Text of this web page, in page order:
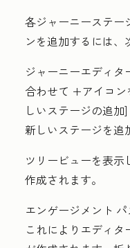
各ジャーニーステー
ンを追加するには、
ジャーニーエディタ
合わせて +アイコン
しいステージの追加]
新しいステージを追
ツリービューを表
作成されます。
エンゲージメント
これによりエディ